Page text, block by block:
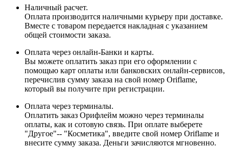
Наличный расчет.
Оплата производится наличными курьеру при доставке.
Вместе с товаром передается накладная с указанием
общей стоимости заказа.
Оплата через онлайн-Банки и карты.
Вы можете оплатить заказ при его оформлении с
помощью карт оплаты или банковских онлайн-сервисов,
перечислив сумму заказа на свой номер Oriflame,
который вы получите при регистрации.
Оплата через терминалы.
Оплатить заказ Орифлейм можно через терминалы
оплаты, как и сотовую связь. При оплате выберете
"Другое"-- "Косметика", введите свой номер Oriflame и
внесите сумму заказа. Деньги зачисляются мгновенно.